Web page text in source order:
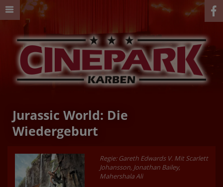
Jurassic World: Die
Wiedergeburt
Regie: Gareth Edwards V. Mit Scarlett
Johansson, Jonathan Bailey,
Mahershala Ali